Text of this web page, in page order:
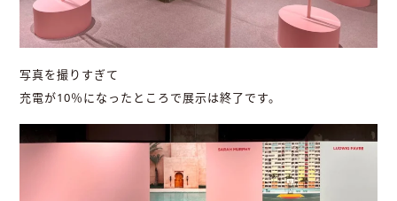
写真を撮りすぎて
充電が10％になったところで展示は終了です。